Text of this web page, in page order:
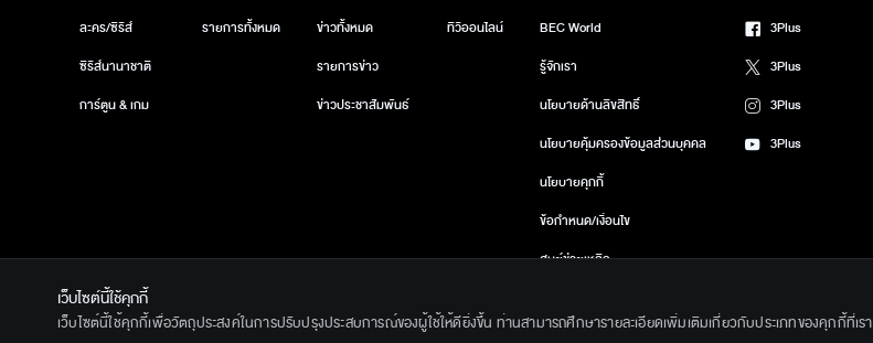
ละคร/ซีรีส์
ซีรีส์นานาชาติ
การ์ตูน & เกม
รายการทั้งหมด
ข่าวทั้งหมด
รายการข่าว
ข่าวประชาสัมพันธ์
ทีวีออนไลน์
BEC World
รู้จักเรา
นโยบายด้านลิขสิทธิ์
นโยบายคุ้มครองข้อมูลส่วนบุคคล
นโยบายคุกกี้
ข้อกำหนด/เงื่อนไข
ศูนย์ช่วยเหลือ
3Plus
3Plus
3Plus
3Plus
© 2020 Bangkok Entertainment Co.,Ltd. All Rights Reserved.
เว็บไซต์นี้ใช้คุกกี้
เว็บไซต์นี้ใช้คุกกี้เพื่อวัตถุประสงค์ในการปรับปรุงประสบการณ์ของผู้ใช้ให้ดียิ่งขึ้น ท่านสามารถศึกษารายละเอียดเพิ่มเติมเกี่ยวกับประเภทของคุกกี้ที่เ